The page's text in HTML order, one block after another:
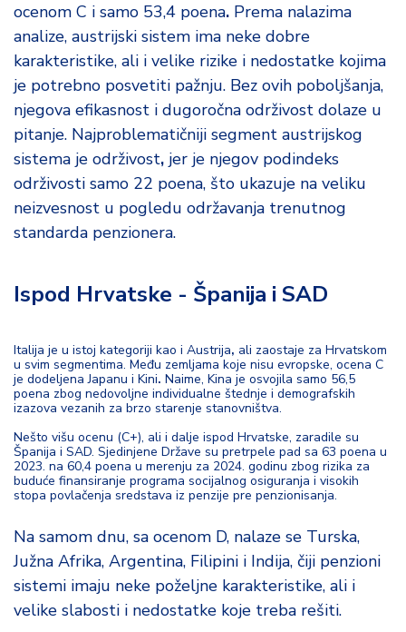
ocenom C i samo 53,4 poena. Prema nalazima
analize, austrijski sistem ima neke dobre
karakteristike, ali i velike rizike i nedostatke kojima
je potrebno posvetiti pažnju. Bez ovih poboljšanja,
njegova efikasnost i dugoročna održivost dolaze u
pitanje. Najproblematičniji segment austrijskog
sistema je održivost, jer je njegov podindeks
održivosti samo 22 poena, što ukazuje na veliku
neizvesnost u pogledu održavanja trenutnog
standarda penzionera.
Ispod Hrvatske - Španija i SAD
Italija je u istoj kategoriji kao i Austrija, ali zaostaje za Hrvatskom
u svim segmentima. Među zemljama koje nisu evropske, ocena C
je dodeljena Japanu i Kini. Naime, Kina je osvojila samo 56,5
poena zbog nedovoljne individualne štednje i demografskih
izazova vezanih za brzo starenje stanovništva.
Nešto višu ocenu (C+), ali i dalje ispod Hrvatske, zaradile su
Španija i SAD. Sjedinjene Države su pretrpele pad sa 63 poena u
2023. na 60,4 poena u merenju za 2024. godinu zbog rizika za
buduće finansiranje programa socijalnog osiguranja i visokih
stopa povlačenja sredstava iz penzije pre penzionisanja.
Na samom dnu, sa ocenom D, nalaze se Turska,
Južna Afrika, Argentina, Filipini i Indija, čiji penzioni
sistemi imaju neke poželjne karakteristike, ali i
velike slabosti i nedostatke koje treba rešiti.